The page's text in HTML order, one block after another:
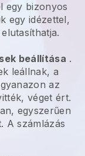
egy bizonyos
egy idézettel,
beállítása .
leállnak, a
az
véget ért.
egyszerűen
A számlázás